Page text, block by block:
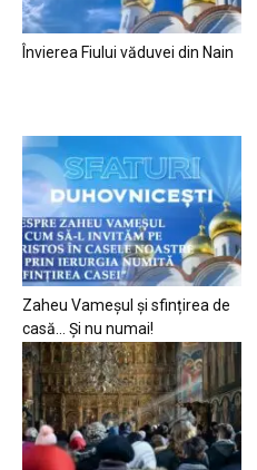
Învierea Fiului văduvei din Nain
Zaheu Vameșul și sfințirea de
casă… Și nu numai!